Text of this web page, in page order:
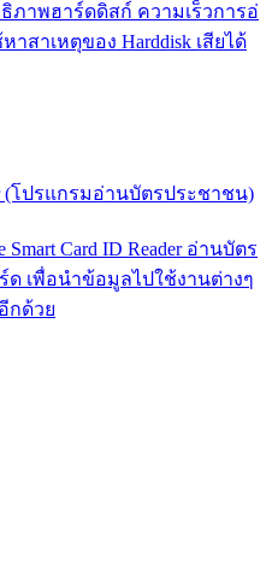
ภาพฮาร์ดดิสก์ ความเร็วการอ่
าสาเหตุของ Harddisk เสียได้
(โปรแกรมอ่านบัตรประชาชน)
Card ID Reader อ่านบัตร
เพื่อนำข้อมูลไปใช้งานต่างๆ
กด้วย